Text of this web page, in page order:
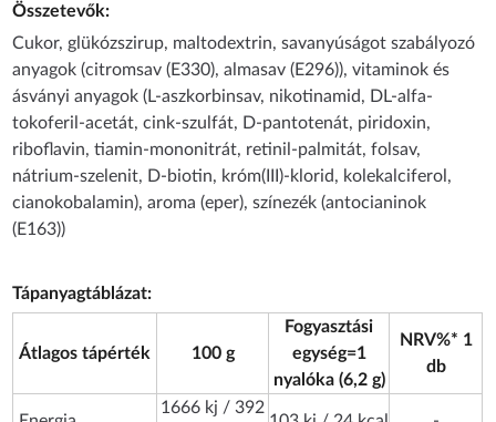
Összetevők:
Cukor, glükózszirup, maltodextrin, savanyúságot szabályozó
anyagok (citromsav (E330), almasav (E296)), vitaminok és
ásványi anyagok (L-aszkorbinsav, nikotinamid, DL-alfa-
tokoferil-acetát, cink-szulfát, D-pantotenát, piridoxin,
riboflavin, tiamin-mononitrát, retinil-palmitát, folsav,
nátrium-szelenit, D-biotin, króm(III)-klorid, kolekalciferol,
cianokobalamin), aroma (eper), színezék (antocianinok
(E163))
Tápanyagtáblázat:
Átlagos tápérték 100 g
Fogyasztási
egység=1
nyalóka (6,2 g)
NRV%* 1
db
1666 kj / 392